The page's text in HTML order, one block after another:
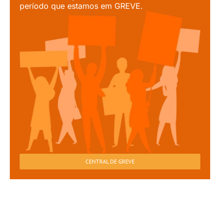
período que estamos em GREVE.
CENTRAL DE GREVE